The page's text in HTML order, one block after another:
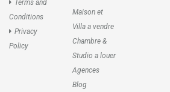
Terms and
Conditions
Privacy
Policy
Maison et
Villa a vendre
Chambre &
Studio a louer
Agences
Blog